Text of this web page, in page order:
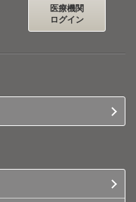
医療機関
ログイン